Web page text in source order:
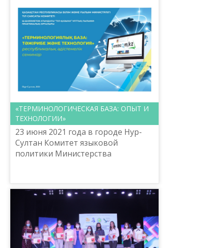
әл-ауқаты ептеп әлсірегенімен,
рухы түсе қойған жоқ. 90...
«ТЕРМИНОЛОГИЧЕСКАЯ БАЗА: ОПЫТ И
ТЕХНОЛОГИИ»
23 июня 2021 года в городе Нур-
Султан Комитет языковой
политики Министерства
практическим центром «Тіл...